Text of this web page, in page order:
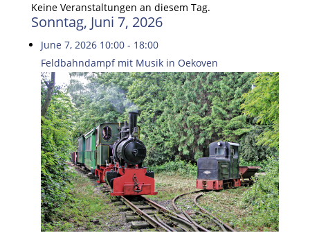
Keine Veranstaltungen an diesem Tag.
Sonntag, Juni 7, 2026
June 7, 2026 10:00 - 18:00
Feldbahndampf mit Musik in Oekoven